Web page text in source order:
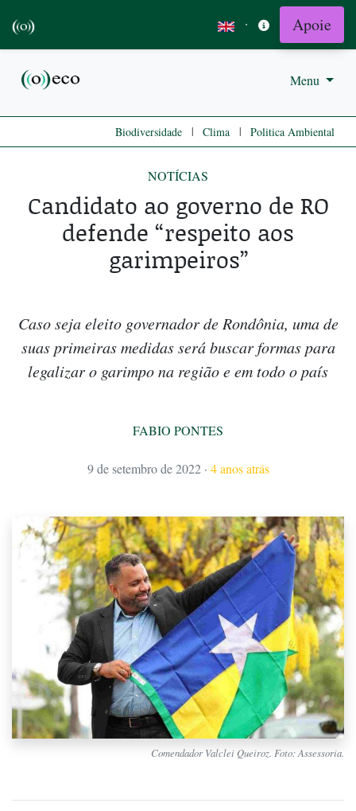
· Apoie
Menu
Biodiversidade | Clima | Politica Ambiental
NOTÍCIAS
Candidato ao governo de RO
defende “respeito aos
garimpeiros”
Caso seja eleito governador de Rondônia, uma de
suas primeiras medidas será buscar formas para
legalizar o garimpo na região e em todo o país
FABIO PONTES
9 de setembro de 2022 · 4 anos atrás
Comendador Valclei Queiroz. Foto: Assessoria.